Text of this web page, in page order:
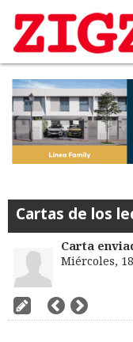
Cartas de los
Carta
Miércoles,